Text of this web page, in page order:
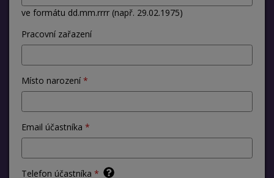
ve formátu dd.mm.rrrr (např. 29.02.1975)
Pracovní zařazení
Místo narození
Email účastníka
Telefon účastníka